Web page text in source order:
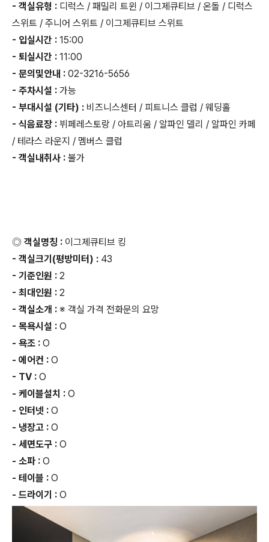
- 객실유형 : 디럭스 / 패밀리 트윈 / 이그제큐티브 / 온돌 / 디럭스
스위트 / 주니어 스위트 / 이그제큐티브 스위트
- 입실시간 : 15:00
- 퇴실시간 : 11:00
- 문의및안내 : 02-3216-5656
- 주차시설 : 가능
- 부대시설 (기타) : 비즈니스센터 / 피트니스 클럽 / 웨딩홀
- 식음료장 : 뷔페레스토랑 / 아트리움 / 알파인 델리 / 알파인 카페
/ 테라스 라운지 / 멤버스 클럽
- 객실내취사 : 불가
◎ 객실명칭 : 이그제큐티브 킹
- 객실크기(평방미터) : 43
- 기준인원 : 2
- 최대인원 : 2
- 객실소개 : ※ 객실 가격 전화문의 요망
- 목욕시설 : O
- 욕조 : O
- 에어컨 : O
- TV : O
- 케이블설치 : O
- 인터넷 : O
- 냉장고 : O
- 세면도구 : O
- 소파 : O
- 테이블 : O
- 드라이기 : O